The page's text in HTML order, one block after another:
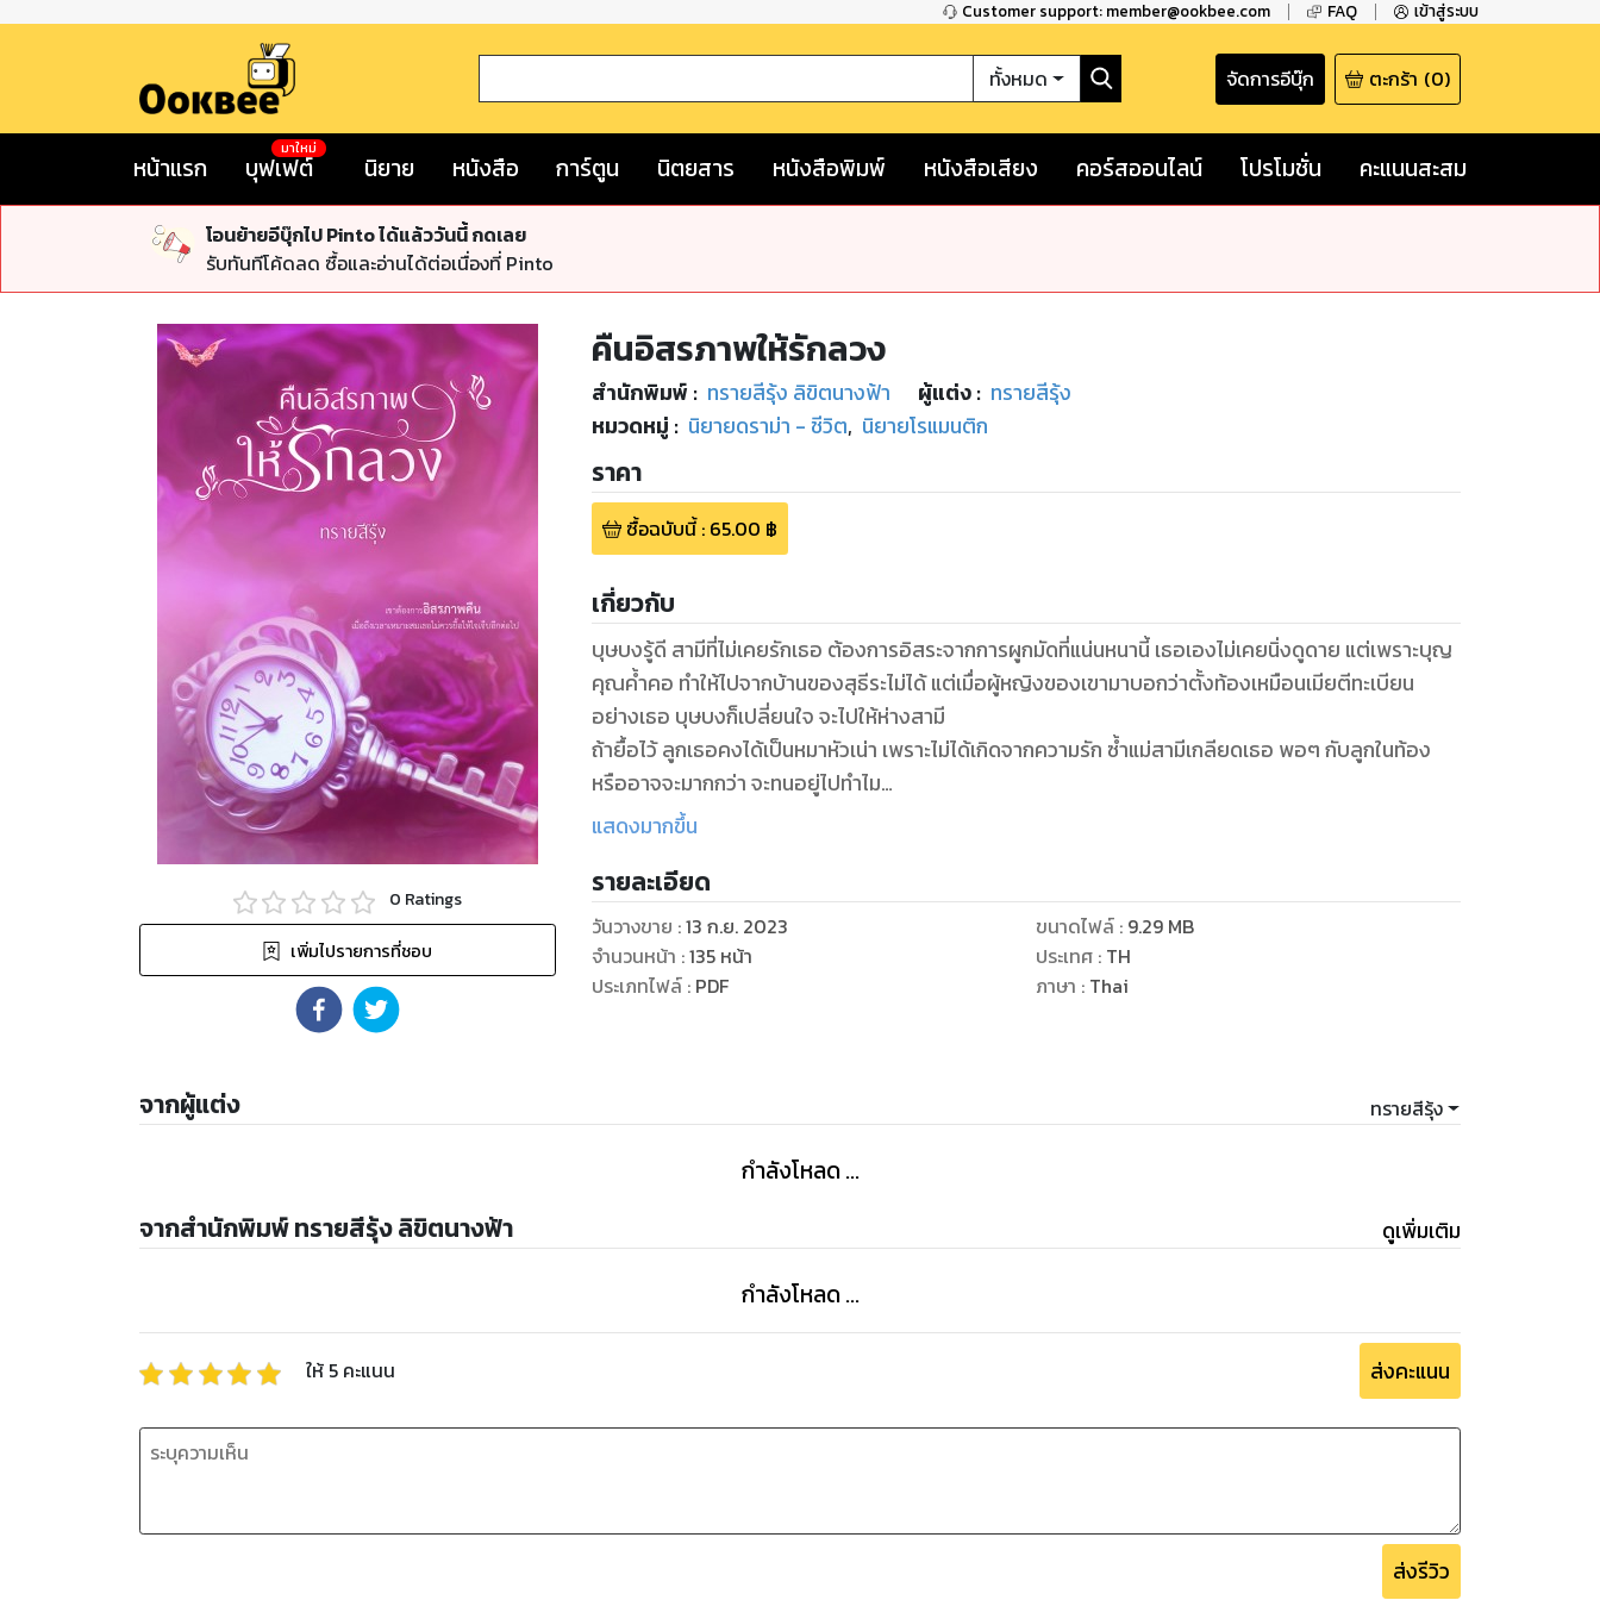
Customer support: member@ookbee.com FAQ เข้าสู่ระบบ
ทั้งหมด จัดการอีบุ๊ก ตะกร้า (0)
หน้าแรก บุฟเฟต์
มาใหม่
นิยาย หนังสือ การ์ตูน นิตยสาร หนังสือพิมพ์ หนังสือเสียง คอร์สออนไลน์ โปรโมชั่น คะแนนสะสม
โอนย้ายอีบุ๊กไป Pinto ได้แล้ววันนี้ กดเลย
รับทันทีโค้ดลด ซื้อและอ่านได้ต่อเนื่องที่ Pinto
0 Ratings
เพิ่มไปรายการที่ชอบ
คืนอิสรภาพให้รักลวง
สำนักพิมพ์ : ทรายสีรุ้ง ลิขิตนางฟ้า ผู้แต่ง : ทรายสีรุ้ง
หมวดหมู่ : นิยายดราม่า - ชีวิต, นิยายโรแมนติก
ราคา
ซื้อฉบับนี้: 65.00 ฿
เกี่ยวกับ
บุษบงรู้ดี สามีที่ไม่เคยรักเธอ ต้องการอิสระจากการผูกมัดที่แน่นหนานี้ เธอเองไม่เคยนิ่งดูดาย แต่เพราะบุญ
คุณค้ำคอ ทำให้ไปจากบ้านของสุธีระไม่ได้ แต่เมื่อผู้หญิงของเขามาบอกว่าตั้งท้องเหมือนเมียตีทะเบียน
อย่างเธอ บุษบงก็เปลี่ยนใจ จะไปให้ห่างสามี
ถ้ายื้อไว้ ลูกเธอคงได้เป็นหมาหัวเน่า เพราะไม่ได้เกิดจากความรัก ซ้ำแม่สามีเกลียดเธอ พอๆ กับลูกในท้อง
หรืออาจจะมากกว่า จะทนอยู่ไปทำไม
แม้ตอนนี้รู้ว่าขัดใจป้าที่กำลังมองดูอยู่ จะกลายเป็นคนเนรคุณ แต่เธอไม่อาจเปลี่ยนใจ
หวังว่าเขาจะมีความสุข ภาวนาให้เธอเข้มแข็งเช่นกัน
แสดงมากขึ้น
รายละเอียด
วันวางขาย :13 ก.ย. 2023
จำนวนหน้า :135 หน้า
ประเภทไฟล์: PDF
ขนาดไฟล์: 9.29 MB
ประเทศ : TH
ภาษา : Thai
จากผู้แต่ง ทรายสีรุ้ง
กำลังโหลด ...
จากสำนักพิมพ์ ทรายสีรุ้ง ลิขิตนางฟ้า ดูเพิ่มเติม
กำลังโหลด ...
ให้ 5 คะแนน ส่งคะแนน
ส่งรีวิว